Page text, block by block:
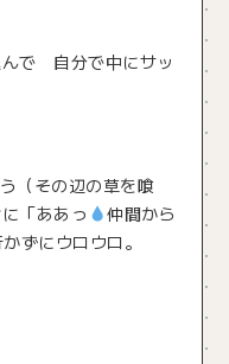
んで 自分で中にサッ
（その辺の草を喰
「ああっ
仲間から
ずにウロウロ。